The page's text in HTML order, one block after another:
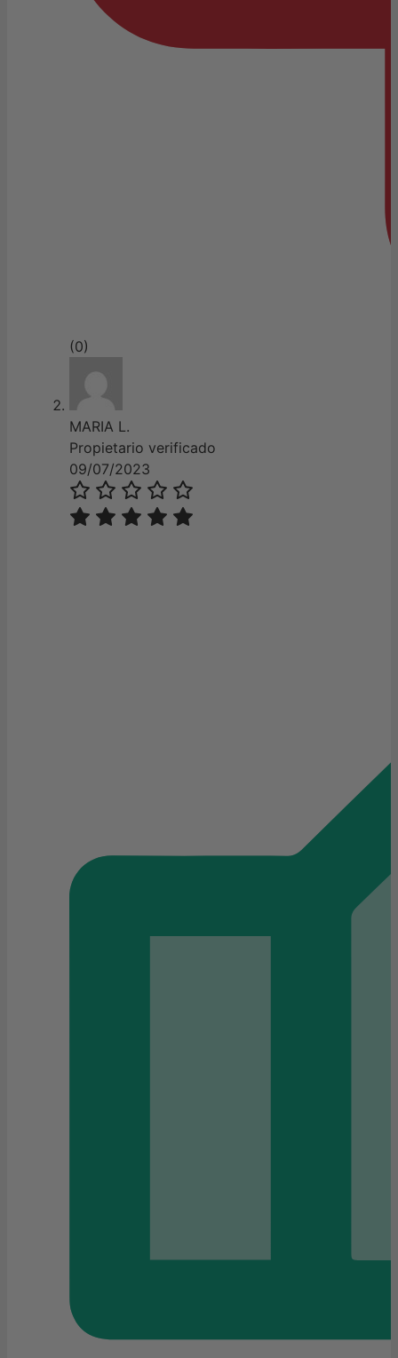
(0)
MARIA L.
Propietario verificado
09/07/2023